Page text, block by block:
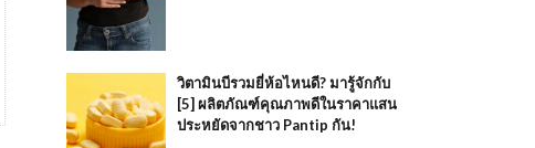
วิตามินบีรวมยี่ห้อไหนดี? มารู้จักกับ
[5] ผลิตภัณฑ์คุณภาพดีในราคาแสน
ประหยัดจากชาว Pantip กัน!